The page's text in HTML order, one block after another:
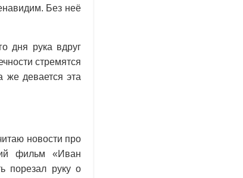
Без неё
дня рука вдруг
стремятся
же девается эта
новости про
фильм «Иван
порезал руку о